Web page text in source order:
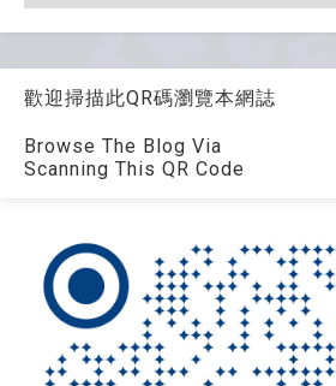
歡迎掃描此QR碼瀏覽本網誌
Browse The Blog Via
Scanning This QR Code